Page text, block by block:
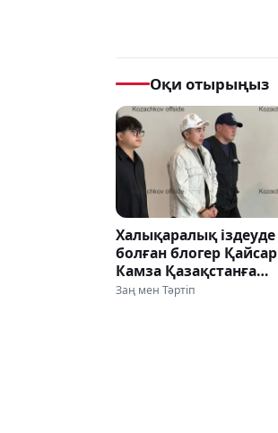
Оқи отырыңыз
Халықаралық іздеуде
болған блогер Қайсар
Камза Қазақстанға
жеткізілді
Заң мен Тәртіп